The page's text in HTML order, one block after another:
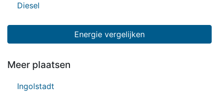
Diesel
Energie vergelijken
Meer plaatsen
Ingolstadt